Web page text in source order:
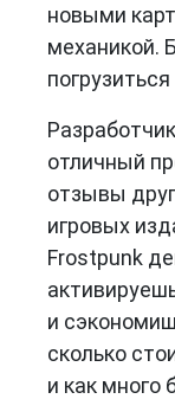
новыми
механикой.
отличный
отзывы
игровых
Frostpunk
и
сколько
и как много